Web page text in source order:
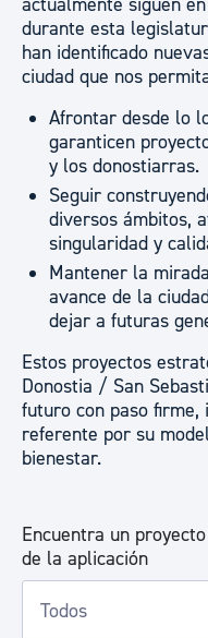
durante esta
han identificado
ciudad que nos
Afrontar desde lo
garanticen
y los donostiarras.
Seguir
diversos ámbitos,
singularidad y
Mantener la
avance de la
dejar a futuras
Estos proyectos
Donostia / San
futuro con paso firme,
referente por su
bienestar.
Encuentra un
de la aplicación